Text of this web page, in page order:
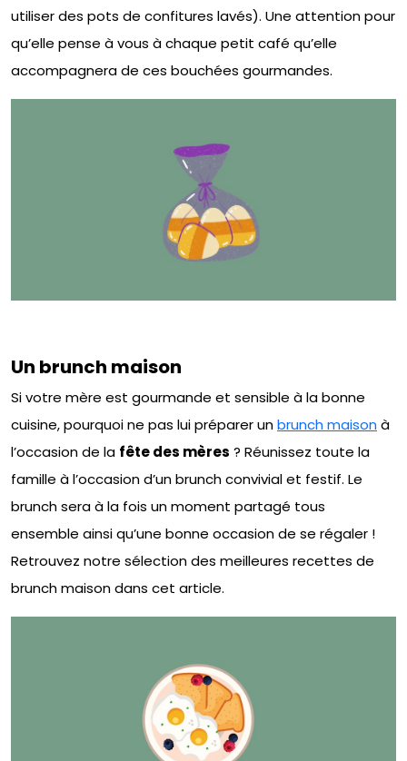
utiliser des pots de confitures lavés). Une attention pour
qu’elle pense à vous à chaque petit café qu’elle
accompagnera de ces bouchées gourmandes.
Un brunch maison
Si votre mère est gourmande et sensible à la bonne
cuisine, pourquoi ne pas lui préparer unbrunch maison à
l’occasion de la fête des mères ? Réunissez toute la
famille à l’occasion d’un brunch convivial et festif. Le
brunch sera à la fois un moment partagé tous
ensemble ainsi qu’une bonne occasion de se régaler !
Retrouvez notre sélection des meilleures recettes de
brunch maison dans cet article.